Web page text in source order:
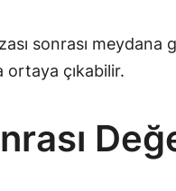
sonrası
ortaya çıkabilir.